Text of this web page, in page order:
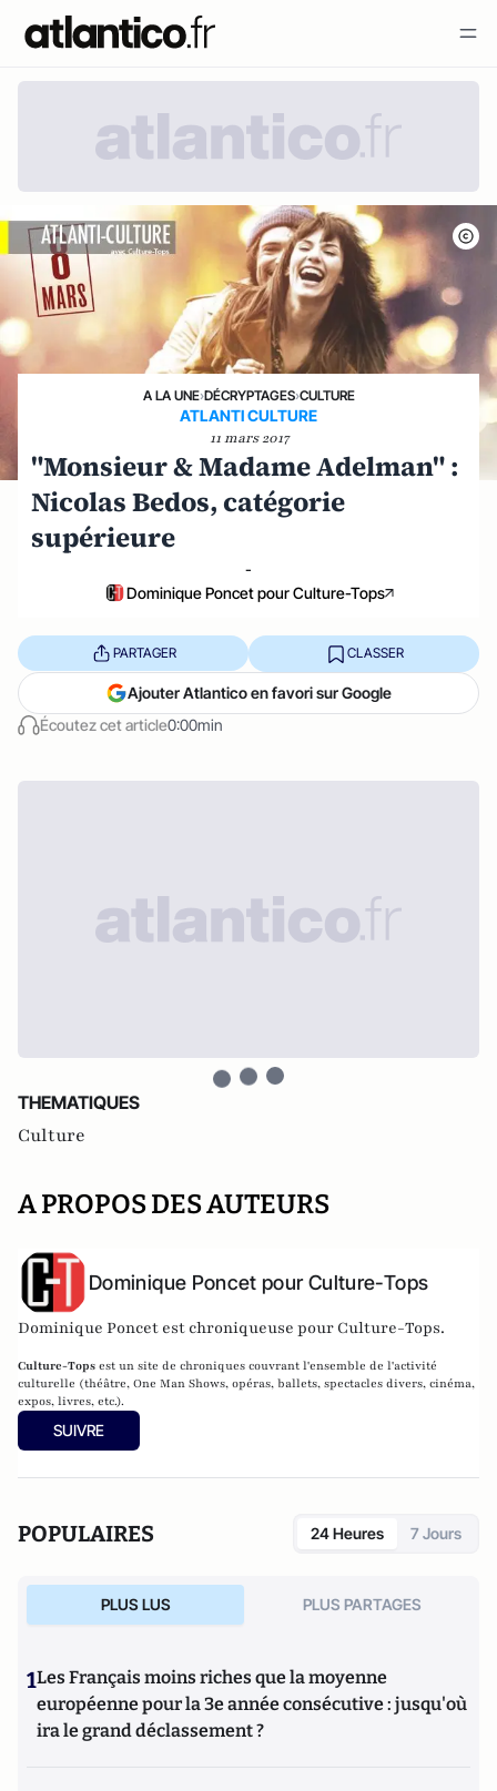
A LA UNE›DÉCRYPTAGES›CULTURE
ATLANTI CULTURE
11 mars 2017
"Monsieur & Madame Adelman" :
Nicolas Bedos, catégorie
supérieure
-
Dominique Poncet pour Culture-Tops
Écoutez cet article0:00min
PARTAGER CLASSER
Ajouter Atlantico en favori sur Google
THEMATIQUES
Culture
A PROPOS DES AUTEURS
Dominique Poncet pour Culture-Tops
Dominique Poncet est chroniqueuse pour Culture-Tops.
Culture-Tops est un site de chroniques couvrant l'ensemble de l'activité
culturelle (théâtre, One Man Shows, opéras, ballets, spectacles divers, cinéma,
expos, livres, etc.).
SUIVRE
POPULAIRES 24 Heures 7 Jours
PLUS LUS PLUS PARTAGES
1Les Français moins riches que la moyenne
européenne pour la 3e année consécutive : jusqu'où
ira le grand déclassement ?